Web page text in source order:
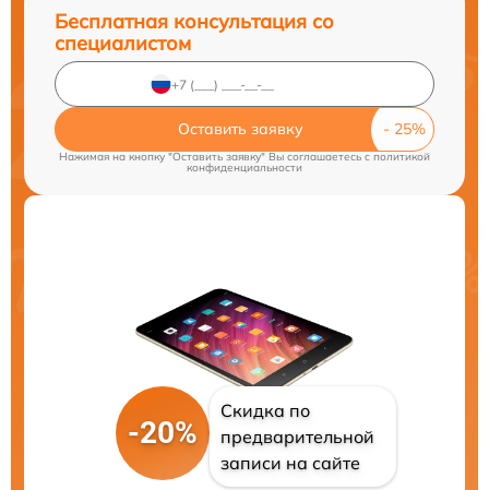
Бесплатная консультация со
специалистом
Оставить заявку
Нажимая на кнопку "Оставить заявку" Вы соглашаетесь cполитикой
конфиденциальности
-20%
Скидка по
предварительной
записи на сайте